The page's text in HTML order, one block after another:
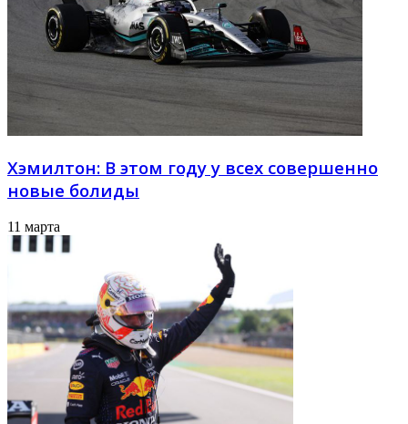
Хэмилтон: В этом году у всех совершенно
новые болиды
11 марта